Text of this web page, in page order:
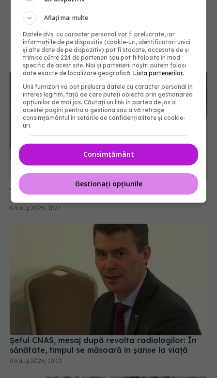
Alina Pușcău, diagnostic devastator! Am cinci
tumori și boala a ajuns la oase
04 aug 2026, 11:27
Șeful CNAS, mesaj după revolta radiologilor: În
sănătate, timpul se măsoară în șanse la viață
04 aug 2026, 10:10
Aflați mai multe
Datele dvs. cu caracter personal vor fi prelucrate, iar
informațiile de pe dispozitiv (cookie-uri, identificatori unici
și alte date de pe dispozitiv) pot fi stocate, accesate de și
trimise către 224 de parteneri sau pot fi folosite în mod
specific de acest site. Noi și partenerii noștri putem folosi
date exacte de localizare geografică.Lista partenerilor.
Unii furnizori vă pot prelucra datele cu caracter personal în
interes legitim, față de care puteți obiecta prin gestionarea
opțiunilor de mai jos. Căutați un link în partea de jos a
acestei pagini pentru a gestiona sau a vă retrage
consimțământul în setările de confidențialitate și cookie-
uri.
Consimțământ
Gestionați opțiunile